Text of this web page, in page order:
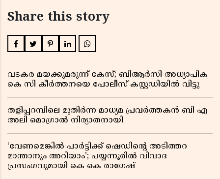
Share this story
വടകര മയക്കുമരുന്ന് കേസ്; ബിആർസി അധ്യാപിക
കെ സി കീർത്തനയെ പോലീസ് കസ്റ്റഡിയിൽ വിട്ടു
തളിപ്പറമ്പിലെ മുതിർന്ന മാധ്യമ പ്രവർത്തകൻ ബി എ
അലി മൊഗ്രാൽ നിര്യാതനായി
‘വേണമെങ്കിൽ പാർട്ടിക്ക് ഷെഡിൻ്റെ അടിത്തറ
മാന്താനും അറിയാം’; പയ്യന്നൂരിൽ വിവാദ
പ്രസംഗവുമായി കെ കെ രാഗേഷ്